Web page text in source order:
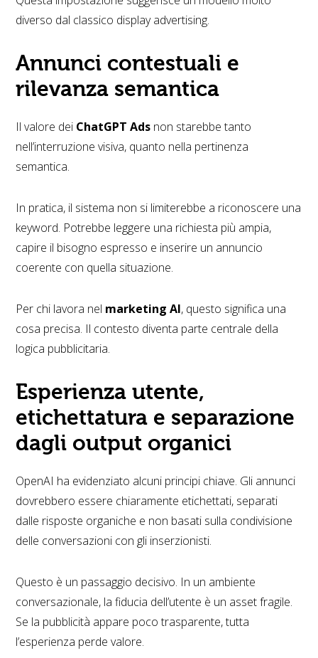
diverso dal classico display advertising.
Annunci contestuali e
rilevanza semantica
Il valore dei ChatGPT Ads non starebbe tanto
nell’interruzione visiva, quanto nella pertinenza
semantica.
In pratica, il sistema non si limiterebbe a riconoscere una
keyword. Potrebbe leggere una richiesta più ampia,
capire il bisogno espresso e inserire un annuncio
coerente con quella situazione.
Per chi lavora nel marketing AI, questo significa una
cosa precisa. Il contesto diventa parte centrale della
logica pubblicitaria.
Esperienza utente,
etichettatura e separazione
dagli output organici
OpenAI ha evidenziato alcuni principi chiave. Gli annunci
dovrebbero essere chiaramente etichettati, separati
dalle risposte organiche e non basati sulla condivisione
delle conversazioni con gli inserzionisti.
Questo è un passaggio decisivo. In un ambiente
conversazionale, la fiducia dell’utente è un asset fragile.
Se la pubblicità appare poco trasparente, tutta
l’esperienza perde valore.